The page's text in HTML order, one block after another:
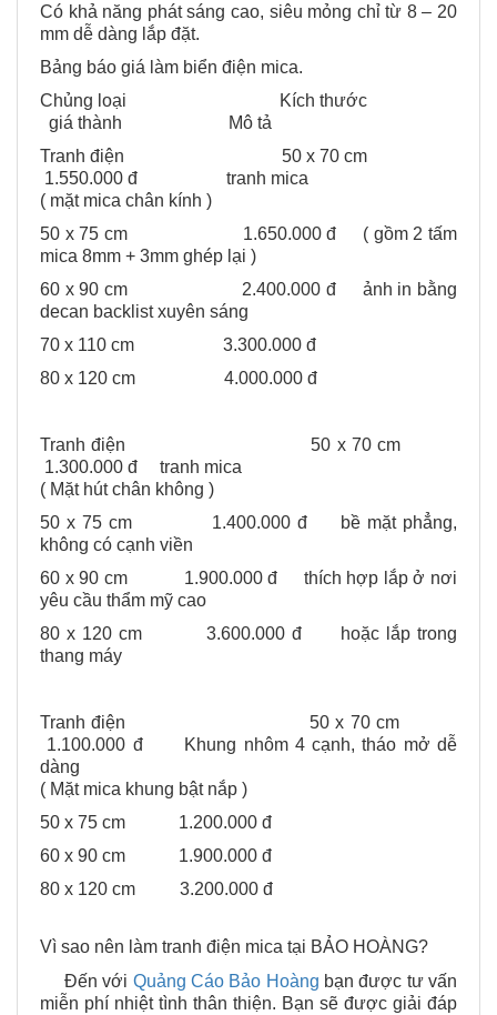
Có khả năng phát sáng cao, siêu mỏng chỉ từ 8 – 20
mm dễ dàng lắp đặt.
Bảng báo giá làm biển điện mica.
Chủng loại Kích thước
giá thành Mô tả
Tranh điện 50 x 70 cm
1.550.000 đ tranh mica
( mặt mica chân kính )
50 x 75 cm 1.650.000 đ ( gồm 2 tấm
mica 8mm + 3mm ghép lại )
60 x 90 cm 2.400.000 đ ảnh in bằng
decan backlist xuyên sáng
70 x 110 cm 3.300.000 đ
80 x 120 cm 4.000.000 đ
Tranh điện 50 x 70 cm
1.300.000 đ tranh mica
( Mặt hút chân không )
50 x 75 cm 1.400.000 đ bề mặt phẳng,
không có cạnh viền
60 x 90 cm 1.900.000 đ thích hợp lắp ở nơi
yêu cầu thẩm mỹ cao
80 x 120 cm 3.600.000 đ hoặc lắp trong
thang máy
Tranh điện 50 x 70 cm
1.100.000 đ Khung nhôm 4 cạnh, tháo mở dễ
dàng
( Mặt mica khung bật nắp )
50 x 75 cm 1.200.000 đ
60 x 90 cm 1.900.000 đ
80 x 120 cm 3.200.000 đ
Vì sao nên làm tranh điện mica tại BẢO HOÀNG?
Đến với Quảng Cáo Bảo Hoàng bạn được tư vấn
miễn phí nhiệt tình thân thiện. Bạn sẽ được giải đáp